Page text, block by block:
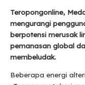
Teropongonline,
mengurangi
berpotensi merusak
pemanasan global
membeludak.
Beberapa energi